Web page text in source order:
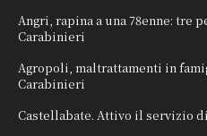
Angri, rapina a una 78enne: tre
Carabinieri
Agropoli, maltrattamenti in
Carabinieri
Castellabate. Attivo il servizio